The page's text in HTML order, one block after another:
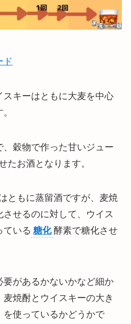
ド
スキーはともに大麦を中心
、穀物で作った甘いジュー
たお酒となります。
ともに蒸留酒ですが、麦焼
せるのに対して、ウイス
ている 糖化 酵素で糖化させ
があるかないかなど細か
焼酎とウイスキーの大き
使っているかどうかで